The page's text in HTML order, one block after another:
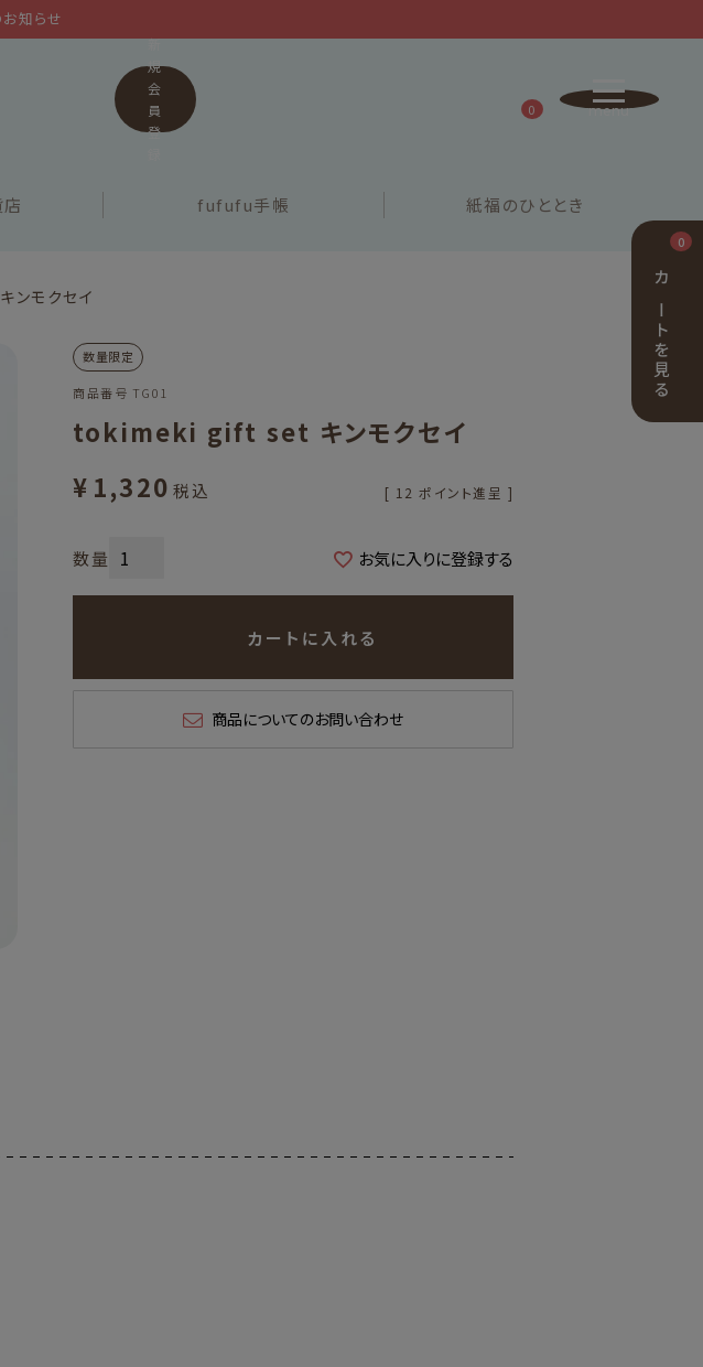
知らせ
fufufu手帳 紙福のひととき
新
規
会
員
登
0
モクセイ
数量限定
商品番号 TG01
tokimeki gift set キンモクセイ
¥ 1,320 税込 [ 12 ポイント進呈 ]
お気に入りに登録する
カートに入れる
商品についてのお問い合わせ
0
カートを見る